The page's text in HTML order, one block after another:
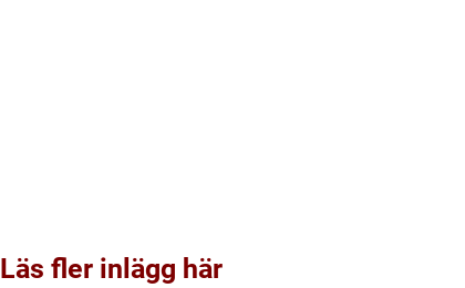
Läs fler inlägg här